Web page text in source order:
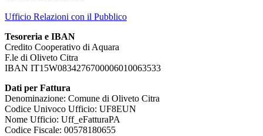
Ufficio Relazioni con il Pubblico
Tesoreria e IBAN
Credito Cooperativo di Aquara
F.le di Oliveto Citra
IBAN IT15W0834276700006010063533
Dati per Fattura
Denominazione: Comune di Oliveto Citra
Codice Univoco Ufficio: UF8EUN
Nome Ufficio: Uff_eFatturaPA
Codice Fiscale: 00578180655